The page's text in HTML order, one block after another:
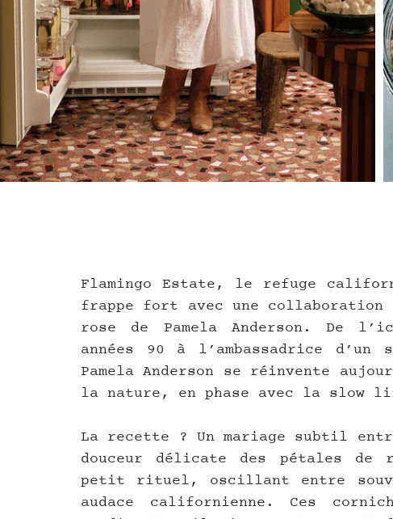
Flamingo Estate, le refuge
frappe fort avec une
rose de Pamela Anderson. De
années 90 à l’ambassadrice
Pamela Anderson se réinvente
la nature, en phase avec la slow
La recette ? Un mariage subtil
douceur délicate des pétales de
petit rituel, oscillant entre
audace californienne. Ces